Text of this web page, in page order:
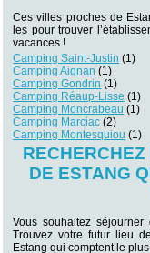
Ces villes proches de
les pour trouver
vacances !
Camping Saint-Justin (1)
Camping Aignan (1)
Camping Gondrin (1)
Camping Réaup-Lisse (1)
Camping Moncrabeau (1)
Camping Marciac (2)
Camping Montesquiou (1)
DE ESTANG
Vous souhaitez
Trouvez votre futur lieu
Estang qui comptent le